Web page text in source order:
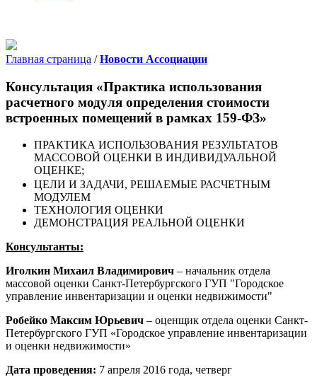
Главная страница / Новости Ассоциации
Консультация «Практика использования
расчетного модуля определения стоимости
встроенных помещений в рамках 159-ФЗ»
ПРАКТИКА ИСПОЛЬЗОВАНИЯ РЕЗУЛЬТАТОВ
МАССОВОЙ ОЦЕНКИ В ИНДИВИДУАЛЬНОЙ
ОЦЕНКЕ;
ЦЕЛИ И ЗАДАЧИ, РЕШАЕМЫЕ РАСЧЕТНЫМ
МОДУЛЕМ
ТЕХНОЛОГИЯ ОЦЕНКИ
ДЕМОНСТРАЦИЯ РЕАЛЬНОЙ ОЦЕНКИ
Консультанты:
Иголкин Михаил Владимирович – начальник отдела
массовой оценки Санкт-Петербургского ГУП "Городское
управление инвентаризации и оценки недвижимости"
Робейко Максим Юрьевич – оценщик отдела оценки Санкт-
Петербургского ГУП «Городское управление инвентаризации
и оценки недвижимости»
Дата проведения: 7 апреля 2016 года, четверг